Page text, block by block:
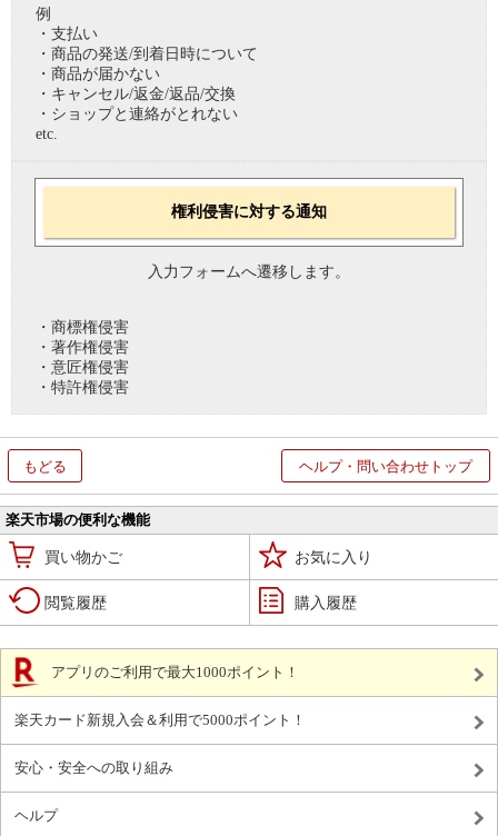
例
・支払い
・商品の発送/到着日時について
・商品が届かない
・キャンセル/返金/返品/交換
・ショップと連絡がとれない
etc.
権利侵害に対する通知
入力フォームへ遷移します。
・商標権侵害
・著作権侵害
・意匠権侵害
・特許権侵害
もどる ヘルプ・問い合わせトップ
楽天市場の便利な機能
買い物かご お気に入り
閲覧履歴 購入履歴
アプリのご利用で最大1000ポイント！
楽天カード新規入会＆利用で5000ポイント！
安心・安全への取り組み
ヘルプ